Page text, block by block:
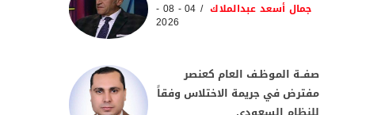
جمال أسعد عبدالملاك 04 - 08 -
2026
صفــة الموظـف العام كعنصر
مفترض في جريمة الاختلاس وفقاً